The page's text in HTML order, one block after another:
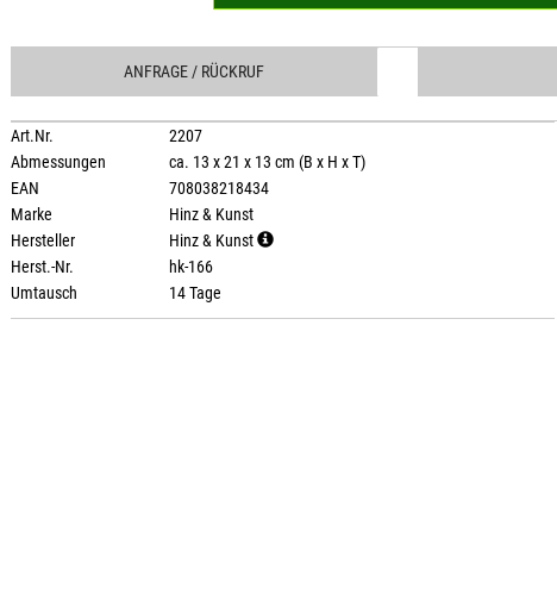
ANFRAGE / RÜCKRUF
Art.Nr.
2207
Abmessungen
ca. 13 x 21 x 13 cm (B x H x T)
EAN
708038218434
Marke
Hinz & Kunst
Hersteller
Hinz & Kunst
Herst.-Nr.
hk-166
Umtausch
14 Tage